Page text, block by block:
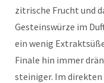
zitrische Frucht und
Gesteinswürze im
ein wenig
Finale hin immer
steiniger. Im